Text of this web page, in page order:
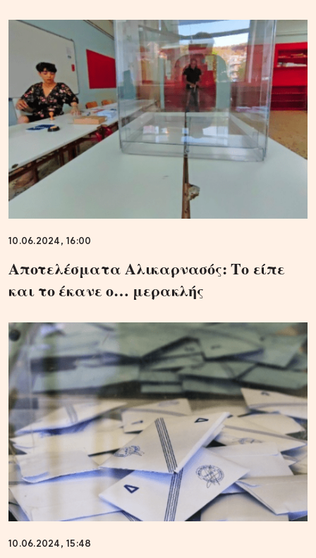
10.06.2024, 16:00
Αποτελέσματα Αλικαρνασός: Το είπε
και το έκανε ο… μερακλής
10.06.2024, 15:48